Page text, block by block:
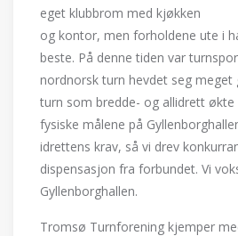
eget klubbrom med kjøkken
og kontor, men forholdene ute i
beste. På denne tiden var
nordnorsk turn hevdet seg
turn som bredde- og allidrett økte
fysiske målene på
idrettens krav, så vi drev
dispensasjon fra forbundet. Vi
Gyllenborghallen.
Tromsø Turnforening kjemper